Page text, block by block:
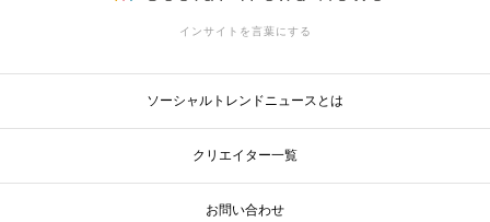
インサイトを言葉にする
ソーシャルトレンドニュースとは
クリエイター一覧
お問い合わせ